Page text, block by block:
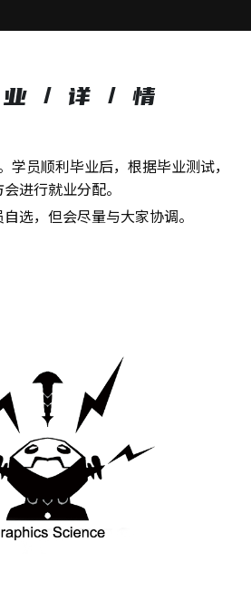
/ 详 / 情
学员顺利毕业后，根据毕业测试，
进行就业分配。
选，但会尽量与大家协调。